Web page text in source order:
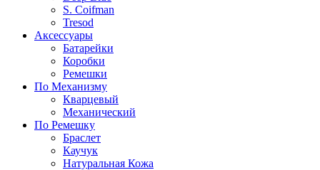
S. Coifman
Tresod
Аксессуары
Батарейки
Коробки
Ремешки
По Механизму
Кварцевый
Механический
По Ремешку
Браслет
Каучук
Натуральная Кожа